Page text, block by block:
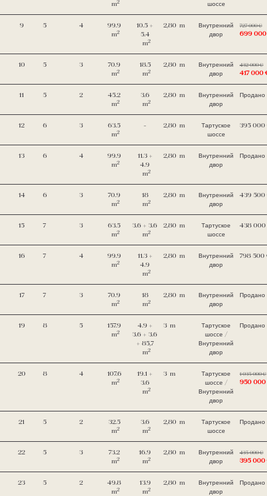
m2
шоссе
9 5 4
99.9
m2
10.5 +
5.4
m2
2,80 m
Внутренний
двор
727 000 €
699
10 5 3
70.9
m2
18.5
m2
2,80 m
Внутренний
двор
432 000 €
417 000
11 5 2
45.2
m2
3.6
m2
2,80 m
Внутренний
двор
Продано
12 6 3
63.5
m2
- 2,80 m
Тартуское
шоссе
395 000
13 6 4
99.9
m2
11.3 +
4.9
m2
2,80 m
Внутренний
двор
Продано
14 6 3
70.9
m2
18
m2
2,80 m
Внутренний
двор
439 500
15 7 3
63.5
m2
3.6 + 3.6
m2
2,80 m
Тартуское
шоссе
438 000
16 7 4
99.9
m2
11.3 +
4.9
m2
2,80 m
Внутренний
двор
798 500
17 7 3
70.9
m2
18
m2
2,80 m
Внутренний
двор
Продано
19 8 5
157.9
m2
4.9 +
3.6 + 3.6
+ 85,7
m2
3 m
Тартуское
шоссе /
Внутренний
двор
Продано
20 8 4
107.6
m2
19.1 +
3.6
m2
3 m
Тартуское
шоссе /
Внутренний
двор
1 035 000 €
950 000
21 5 2
32.5
m2
3.6
m2
2,80 m
Тартуское
шоссе
Продано
22 5 3
73.2
m2
16.9
m2
2,80 m
Внутренний
двор
435 000 €
395 000
23 5 2
49.8
m2
13.9
m2
2,80 m
Внутренний
двор
Продано